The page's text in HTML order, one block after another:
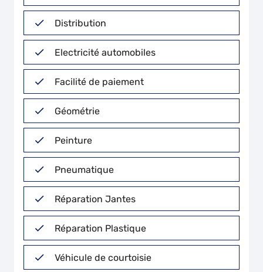
Distribution
Electricité automobiles
Facilité de paiement
Géométrie
Peinture
Pneumatique
Réparation Jantes
Réparation Plastique
Véhicule de courtoisie